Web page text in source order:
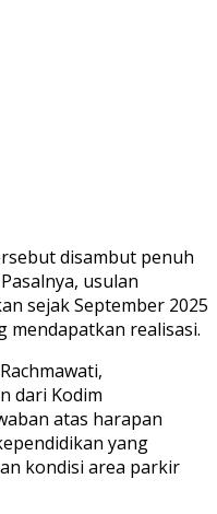
disambut penuh
usulan
sejak September 2025
mendapatkan realisasi.
dari Kodim
atas harapan
yang
kondisi area parkir